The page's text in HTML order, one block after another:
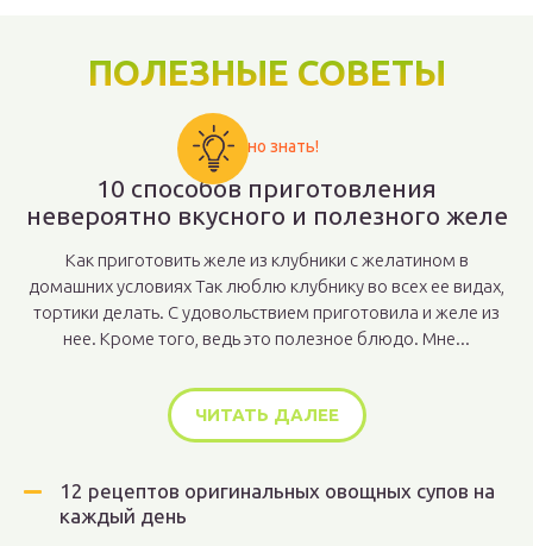
ПОЛЕЗНЫЕ СОВЕТЫ
Важно знать!
10 способов приготовления
невероятно вкусного и полезного желе
Как приготовить желе из клубники с желатином в
домашних условиях Так люблю клубнику во всех ее видах,
тортики делать. С удовольствием приготовила и желе из
нее. Кроме того, ведь это полезное блюдо. Мне...
ЧИТАТЬ ДАЛЕЕ
12 рецептов оригинальных овощных супов на
каждый день